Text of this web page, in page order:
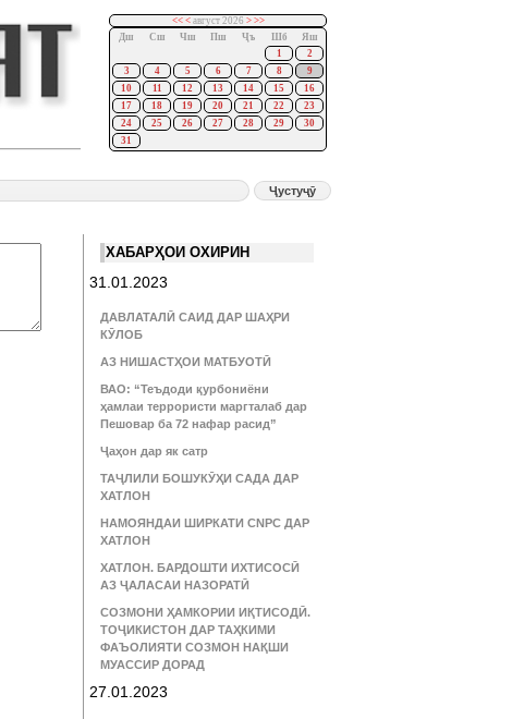
<< <август 2026 > >>
Дш
Сш Чш Пш Ҷъ Шб
Яш
1
2
3
4 5 6 7 8
9
10
11 12 13 14 15
16
17
18 19 20 21 22
23
24
25 26 27 28 29
30
31
ХАБАРҲОИ ОХИРИН
31.01.2023
ДАВЛАТАЛӢ САИД ДАР ШАҲРИ
КӮЛОБ
АЗ НИШАСТҲОИ МАТБУОТӢ
ВАО: “Теъдоди қурбониёни
ҳамлаи террористи маргталаб дар
Пешовар ба 72 нафар расид”
Ҷаҳон дар як сатр
ТАҶЛИЛИ БОШУКӮҲИ САДА ДАР
ХАТЛОН
НАМОЯНДАИ ШИРКАТИ CNPC ДАР
ХАТЛОН
ХАТЛОН. БАРДОШТИ ИХТИСОСӢ
АЗ ҶАЛАСАИ НАЗОРАТӢ
СОЗМОНИ ҲАМКОРИИ ИҚТИСОДӢ.
ТОҶИКИСТОН ДАР ТАҲКИМИ
ФАЪОЛИЯТИ СОЗМОН НАҚШИ
МУАССИР ДОРАД
27.01.2023